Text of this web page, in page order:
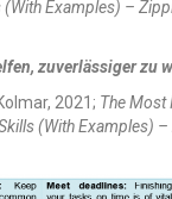
(With Examples) –
zuverlässiger zu
2021; The Most
(With Examples)